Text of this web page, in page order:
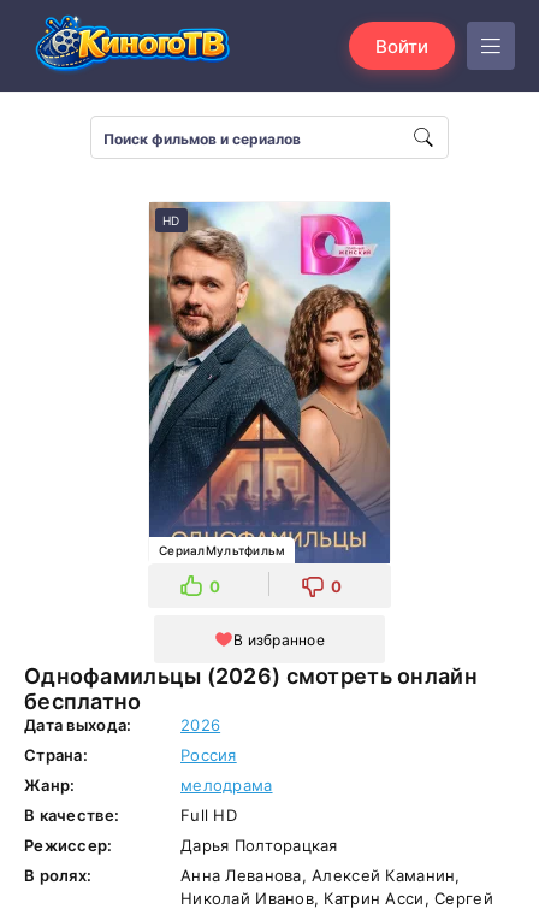
Войти
Однофамильцы (2026) смотреть онлайн
бесплатно
HD
СериалМультфильм
0 0
В избранное
Дата выхода:
2026
Страна:
Россия
Жанр:
мелодрама
В качестве:
Full HD
Режиссер:
Дарья Полторацкая
В ролях:
Анна Леванова, Алексей Каманин,
Николай Иванов, Катрин Асси, Сергей